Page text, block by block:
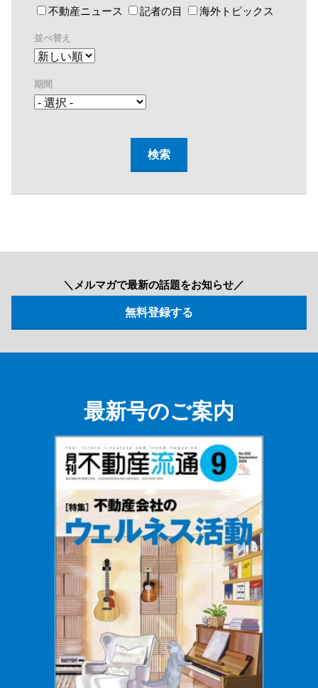
不動産ニュース 記者の目 海外トピックス
並べ替え
期間
＼メルマガで最新の話題をお知らせ／
最新号のご案内